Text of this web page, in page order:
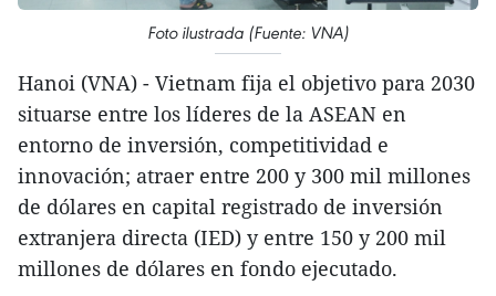
Foto ilustrada (Fuente: VNA)
Hanoi (VNA) - Vietnam fija el objetivo para 2030
situarse entre los líderes de la ASEAN en
entorno de inversión, competitividad e
innovación; atraer entre 200 y 300 mil millones
de dólares en capital registrado de inversión
extranjera directa (IED) y entre 150 y 200 mil
millones de dólares en fondo ejecutado.